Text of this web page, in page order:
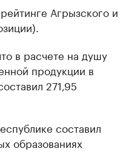
Агрызского и
в расчете на душу
продукции в
271,95
составил
образованиях